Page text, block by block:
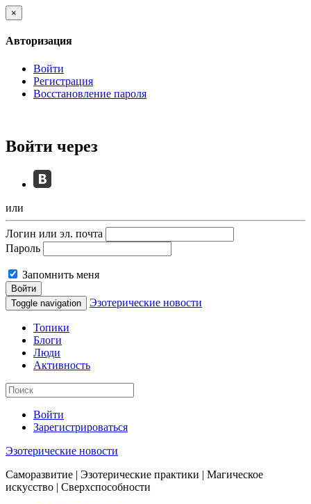
×
Авторизация
Войти
Регистрация
Восстановление пароля
Войти через
или
Логин или эл. почта
Пароль
Запомнить меня
Войти
Toggle navigation
Эзотерические новости
Топики
Блоги
Люди
Активность
Войти
Зарегистрироваться
Эзотерические новости
Саморазвитие | Эзотерические практики | Магическое
искусство | Сверхспособности